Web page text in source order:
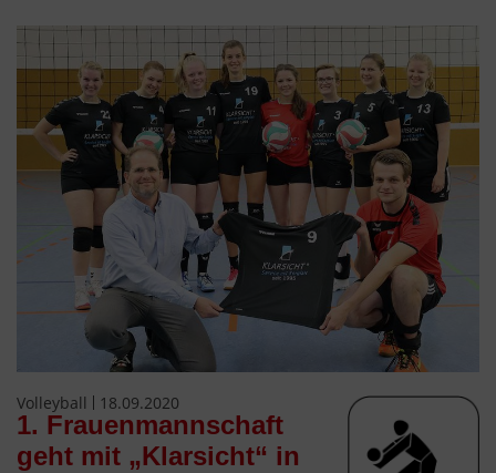
Volleyball 18.09.2020
1. Frauenmannschaft
geht mit „Klarsicht“ in